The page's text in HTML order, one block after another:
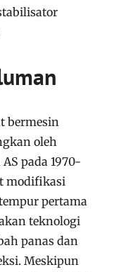
bermesin
oleh
pada 1970-
modifikasi
pertama
teknologi
panas dan
Meskipun